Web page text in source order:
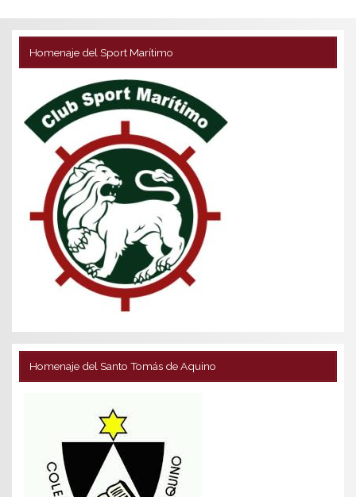
Homenaje del Sport Marítimo
Homenaje del Santo Tomás de Aquino